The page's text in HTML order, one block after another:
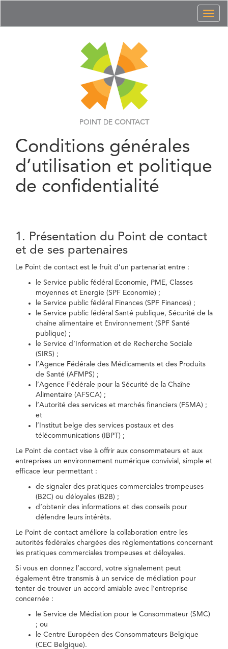
POINT DE CONTACT
Conditions générales
d’utilisation et politique
de confidentialité
1. Présentation du Point de contact
et de ses partenaires
Le Point de contact est le fruit d’un partenariat entre :
le Service public fédéral Economie, PME, Classes
moyennes et Energie (SPF Economie) ;
le Service public fédéral Finances (SPF Finances) ;
le Service public fédéral Santé publique, Sécurité de la
chaîne alimentaire et Environnement (SPF Santé
publique) ;
le Service d’Information et de Recherche Sociale
(SIRS) ;
l’Agence Fédérale des Médicaments et des Produits
de Santé (AFMPS) ;
l’Agence Fédérale pour la Sécurité de la Chaîne
Alimentaire (AFSCA) ;
l’Autorité des services et marchés financiers (FSMA) ;
et
l’Institut belge des services postaux et des
télécommunications (IBPT) ;
Le Point de contact vise à offrir aux consommateurs et aux
entreprises un environnement numérique convivial, simple et
efficace leur permettant :
de signaler des pratiques commerciales trompeuses
(B2C) ou déloyales (B2B) ;
d’obtenir des informations et des conseils pour
défendre leurs intérêts.
Le Point de contact améliore la collaboration entre les
autorités fédérales chargées des réglementations concernant
les pratiques commerciales trompeuses et déloyales.
Si vous en donnez l’accord, votre signalement peut
également être transmis à un service de médiation pour
tenter de trouver un accord amiable avec l'entreprise
concernée :
le Service de Médiation pour le Consommateur (SMC)
; ou
le Centre Européen des Consommateurs Belgique
(CEC Belgique).